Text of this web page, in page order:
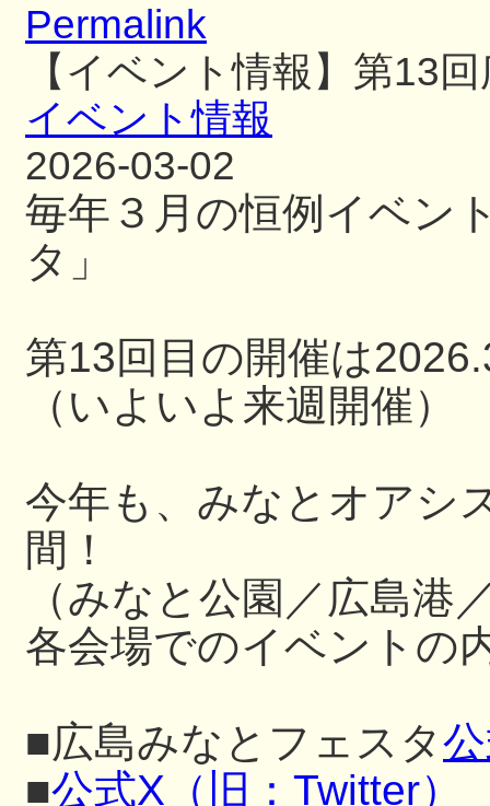
Permalink
【イベント情報】第13
イベント情報
2026-03-02
毎年３月の恒例イベン
タ」
第13回目の開催は
（いよいよ来週開催）
今年も、みなとオアシ
間！
（みなと公園／広島港
各会場でのイベントの
■広島みなとフェスタ
■公式X（旧：Twitter）